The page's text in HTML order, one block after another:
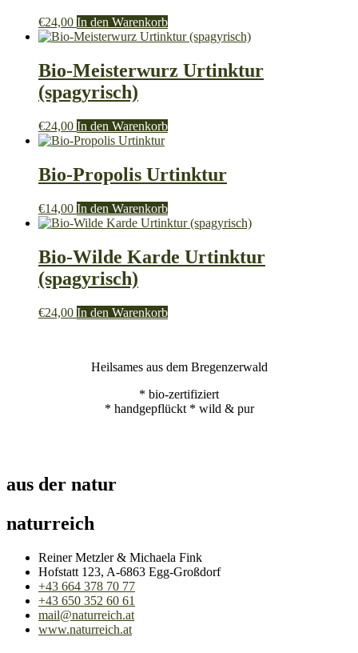
€24,00 In den Warenkorb
Bio-Meisterwurz Urtinktur
(spagyrisch)
€24,00 In den Warenkorb
Bio-Propolis Urtinktur
€14,00 In den Warenkorb
Bio-Wilde Karde Urtinktur
(spagyrisch)
€24,00 In den Warenkorb
Heilsames aus dem Bregenzerwald
* bio-zertifiziert
* handgepflückt * wild & pur
aus der natur
naturreich
Reiner Metzler & Michaela Fink
Hofstatt 123, A-6863 Egg-Großdorf
+43 664 378 70 77
+43 650 352 60 61
mail@naturreich.at
www.naturreich.at